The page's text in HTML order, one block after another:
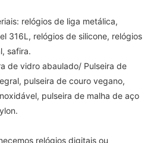
relógios de liga metálica,
316L, relógios de silicone, relógios
safira.
de vidro abaulado/ Pulseira de
pulseira de couro vegano,
pulseira de malha de aço
relógios digitais ou